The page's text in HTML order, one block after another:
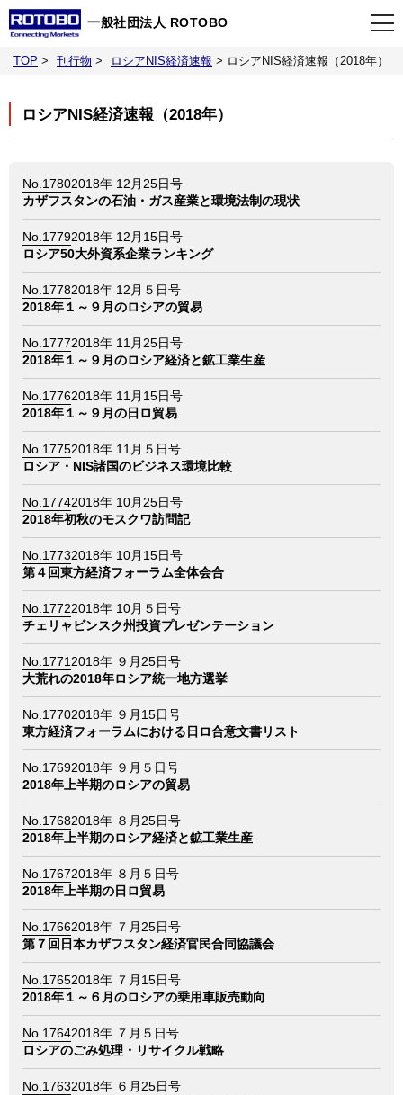
一般社団法人 ROTOBO
当会について
イベント
事業案内
刊行物
情報館
TOP > 刊行物 > ロシアNIS経済速報 > ロシアNIS経済速報（2018年）
ロシアNIS経済速報（2018年）
No.17802018年 12月25日号
カザフスタンの石油・ガス産業と環境法制の現状
No.17792018年 12月15日号
ロシア50大外資系企業ランキング
No.17782018年 12月５日号
2018年１～９月のロシアの貿易
No.17772018年 11月25日号
2018年１～９月のロシア経済と鉱工業生産
No.17762018年 11月15日号
2018年１～９月の日ロ貿易
No.17752018年 11月５日号
ロシア・NIS諸国のビジネス環境比較
No.17742018年 10月25日号
2018年初秋のモスクワ訪問記
No.17732018年 10月15日号
第４回東方経済フォーラム全体会合
No.17722018年 10月５日号
チェリャビンスク州投資プレゼンテーション
No.1771 2018年 ９月25日号
大荒れの2018年ロシア統一地方選挙
No.17702018年 ９月15日号
東方経済フォーラムにおける日ロ合意文書リスト
No.17692018年 ９月５日号
2018年上半期のロシアの貿易
No.17682018年 ８月25日号
2018年上半期のロシア経済と鉱工業生産
No.17672018年 ８月５日号
2018年上半期の日ロ貿易
No.17662018年 ７月25日号
第７回日本カザフスタン経済官民合同協議会
No.17652018年 ７月15日号
2018年１～６月のロシアの乗用車販売動向
No.17642018年 ７月５日号
ロシアのごみ処理・リサイクル戦略
No.17632018年 ６月25日号